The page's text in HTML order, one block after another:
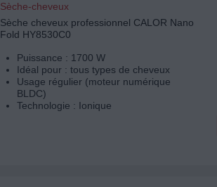
Sèche-cheveux
Sèche cheveux professionnel CALOR Nano
Fold HY8530C0
Puissance : 1700 W
Idéal pour : tous types de cheveux
Usage régulier (moteur numérique
BLDC)
Technologie : Ionique